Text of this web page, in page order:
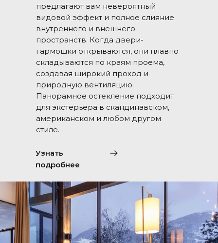
предлагают вам невероятный
видовой эффект и полное слияние
внутреннего и внешнего
пространств. Когда двери-
гармошки открываются, они плавно
складываются по краям проема,
создавая широкий проход и
природную вентиляцию.
Панорамное остекление подходит
для экстерьера в скандинавском,
американском и любом другом
стиле.
Узнать
подробнее